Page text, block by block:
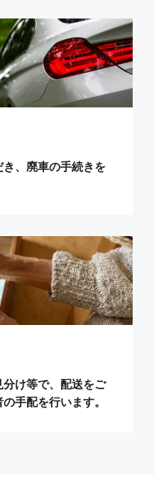
、廃車の手続きを
け等で、配送をご
手配を行います。